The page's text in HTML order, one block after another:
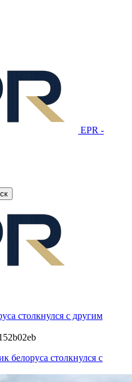
EPR -
столкнулся с другим
белоруса столкнулся с